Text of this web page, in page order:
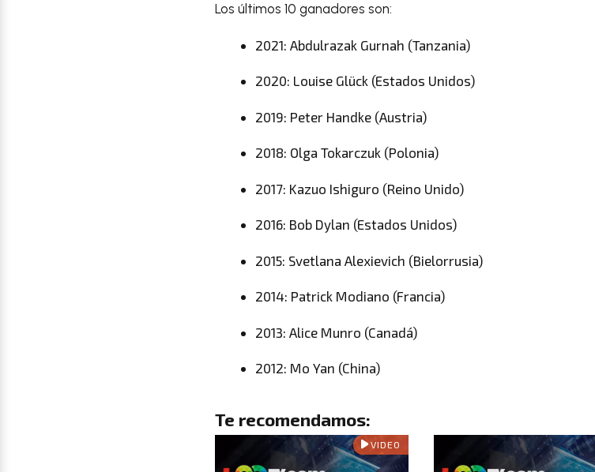
Los últimos 10 ganadores son:
2021: Abdulrazak Gurnah (Tanzania)
2020: Louise Glück (Estados Unidos)
2019: Peter Handke (Austria)
2018: Olga Tokarczuk (Polonia)
2017: Kazuo Ishiguro (Reino Unido)
2016: Bob Dylan (Estados Unidos)
2015: Svetlana Alexievich (Bielorrusia)
2014: Patrick Modiano (Francia)
2013: Alice Munro (Canadá)
2012: Mo Yan (China)
Te recomendamos:
VIDEO